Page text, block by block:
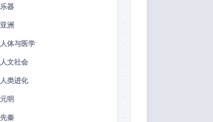
乐器
亚洲
人体与医学
人文社会
人类进化
元明
先秦